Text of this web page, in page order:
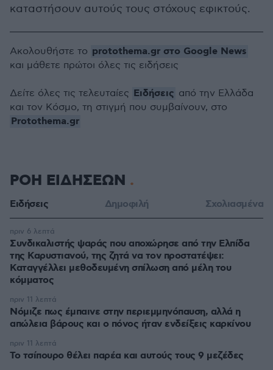
καταστήσουν αυτούς τους στόχους εφικτούς.
Ακολουθήστε το protothema.gr στο Google News
και μάθετε πρώτοι όλες τις ειδήσεις
Δείτε όλες τις τελευταίες Ειδήσεις από την Ελλάδα
και τον Κόσμο, τη στιγμή που συμβαίνουν, στο
Protothema.gr
ΡΟΗ ΕΙΔΗΣΕΩΝ
Ειδήσεις Δημοφιλή Σχολιασμένα
Συνδικαλιστής ψαράς που αποχώρησε από την Ελπίδα
της Καρυστιανού, της ζητά να τον προστατέψει:
Καταγγέλλει μεθοδευμένη σπίλωση από μέλη του
κόμματος
πριν 6 λεπτά
Νόμιζε πως έμπαινε στην περιεμμηνόπαυση, αλλά η
απώλεια βάρους και ο πόνος ήταν ενδείξεις καρκίνου
πριν 11 λεπτά
Το τσίπουρο θέλει παρέα και αυτούς τους 9 μεζέδες
πριν 11 λεπτά